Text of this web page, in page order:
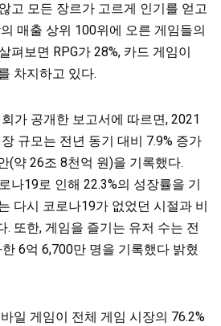
고 모든 장르가 고르게 인기를 얻고
매출 상위 100위에 오른 게임들의
펴보면 RPG가 28%, 카드 게임이
차지하고 있다.
가 공개한 보고서에 따르면, 2021
규모는 전년 동기 대비 7.9% 증가
(약 26조 8천억 원)을 기록했다.
나19로 인해 22.3%의 성장률을 기
다시 코로나19가 없었던 시절과 비
. 또한, 게임을 즐기는 유저 수는 전
6억 6,700만 명을 기록했다 밝혔
일 게임이 전체 게임 시장의 76.2%